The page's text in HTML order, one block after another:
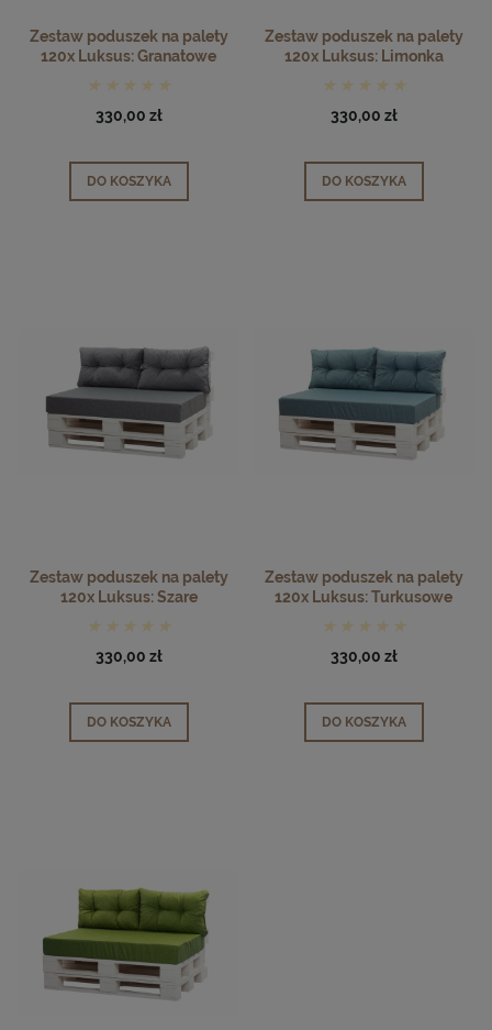
Zestaw poduszek na palety
120x Luksus: Granatowe
330,00 zł
DO KOSZYKA
Zestaw poduszek na palety
120x Luksus: Limonka
330,00 zł
DO KOSZYKA
Zestaw poduszek na palety
120x Luksus: Szare
330,00 zł
DO KOSZYKA
Zestaw poduszek na palety
120x Luksus: Turkusowe
330,00 zł
DO KOSZYKA